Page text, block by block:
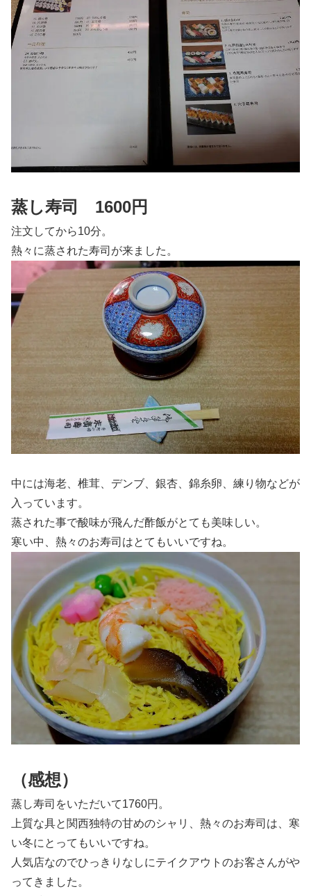
蒸し寿司 1600円
注文してから10分。
熱々に蒸された寿司が来ました。
中には海老、椎茸、デンブ、銀杏、錦糸卵、練り物などが
入っています。
蒸された事で酸味が飛んだ酢飯がとても美味しい。
寒い中、熱々のお寿司はとてもいいですね。
（感想）
蒸し寿司をいただいて1760円。
上質な具と関西独特の甘めのシャリ、熱々のお寿司は、寒
い冬にとってもいいですね。
人気店なのでひっきりなしにテイクアウトのお客さんがや
ってきました。